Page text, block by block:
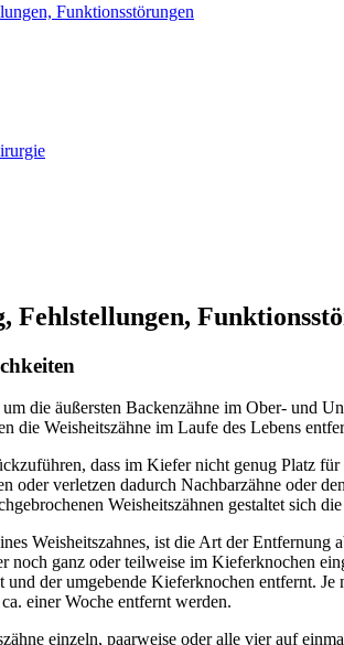
Funktions­störungen
Fehlstellungen,
die äußersten Backenzähne im Ober- und
die Weisheitszähne im Laufe des Lebens
dass im Kiefer nicht genug Platz
oder verletzen dadurch Nachbarzähne oder
Weisheitszähnen gestaltet sich
Weisheitszahnes, ist die Art der
noch ganz oder teilweise im Kieferknochen
der umgebende Kieferknochen entfernt.
einer Woche entfernt werden.
einzeln, paarweise oder alle vier auf